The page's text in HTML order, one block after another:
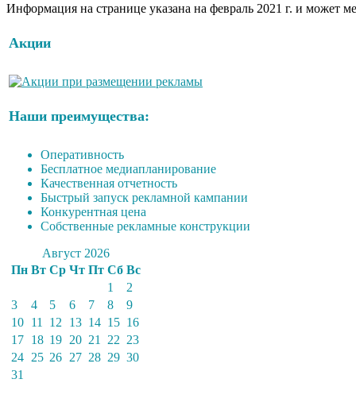
Информация на странице указана на февраль 2021 г. и может
Акции
Наши преимущества:
Оперативность
Бесплатное медиапланирование
Качественная отчетность
Быстрый запуск рекламной кампании
Конкурентная цена
Собственные рекламные конструкции
Август 2026
Пн Вт Ср Чт Пт Сб Вс
1
2
3
4 5 6 7 8
9
10 11 12 13 14 15 16
17 18 19 20 21 22 23
24 25 26 27 28 29 30
31